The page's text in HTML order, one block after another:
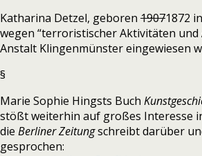
Katharina Detzel, geboren 19071872
wegen “terroristischer Aktivitäten und
Anstalt Klingenmünster eingewiesen
§
Marie Sophie Hingsts Buch
stößt weiterhin auf großes Interesse
die Berliner Zeitungschreibt darüber
gesprochen: